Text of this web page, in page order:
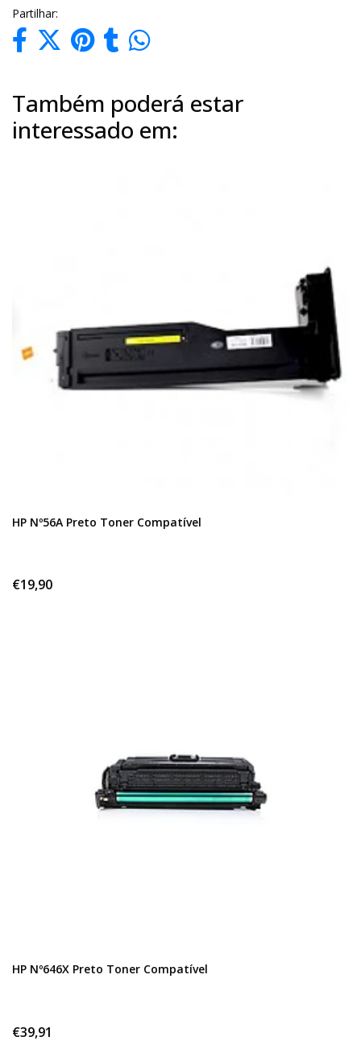
Partilhar:
Também poderá estar
interessado em:
HP Nº56A Preto Toner Compatível
€19,90
HP Nº646X Preto Toner Compatível
€39,91